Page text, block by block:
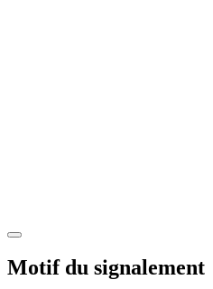
Motif du signalement